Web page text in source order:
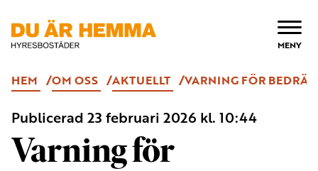
ÖPPNA
MENY
HEM OM OSS AKTUELLT VARNING FÖR
Publicerad 23 februari 2026 kl. 10:44
Varning för